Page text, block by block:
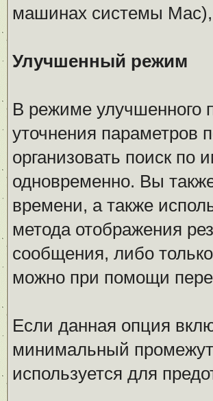
машинах системы Mac),
Улучшенный режим
В режиме улучшенного
уточнения параметров
организовать поиск
одновременно. Вы
времени, а также
метода отображения
сообщения, либо
можно при помощи
Если данная опция
минимальный
используется для